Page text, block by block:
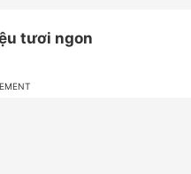
tươi ngon